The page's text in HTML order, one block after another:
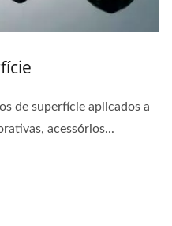
de superfície aplicados a
acessórios...